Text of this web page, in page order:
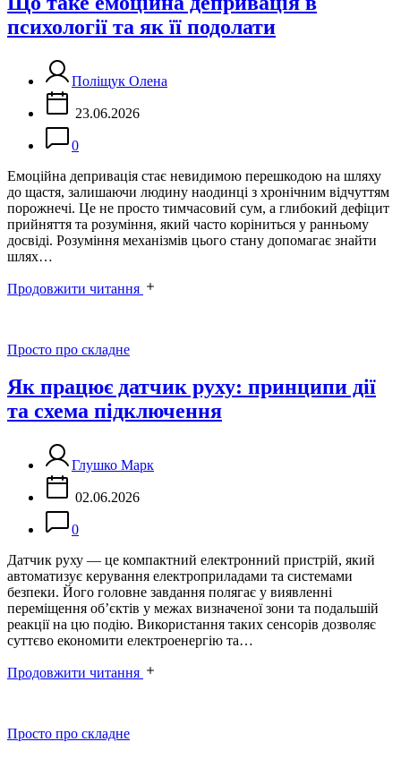
психології та як її подолати
Поліщук Олена
23.06.2026
0
Емоційна депривація стає невидимою перешкодою на шляху
до щастя, залишаючи людину наодинці з хронічним відчуттям
порожнечі. Це не просто тимчасовий сум, а глибокий дефіцит
прийняття та розуміння, який часто коріниться у ранньому
досвіді. Розуміння механізмів цього стану допомагає знайти
шлях…
Продовжити читання
Категорії
Просто про складне
Як працює датчик руху: принципи дії
та схема підключення
Глушко Марк
02.06.2026
0
Датчик руху — це компактний електронний пристрій, який
автоматизує керування електроприладами та системами
безпеки. Його головне завдання полягає у виявленні
переміщення об’єктів у межах визначеної зони та подальшій
реакції на цю подію. Використання таких сенсорів дозволяє
суттєво економити електроенергію та…
Продовжити читання
Категорії
Просто про складне